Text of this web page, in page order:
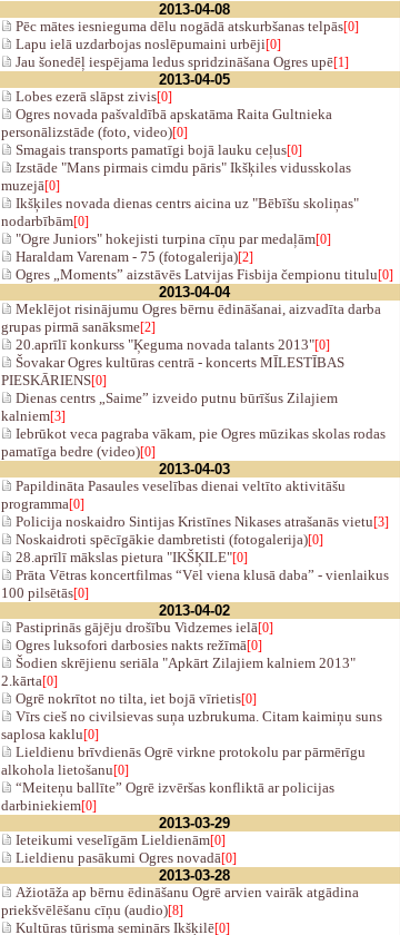
2013-04-08
Pēc mātes iesnieguma dēlu nogādā atskurbšanas telpās[0]
Lapu ielā uzdarbojas noslēpumaini urbēji[0]
Jau šonedēļ iespējama ledus spridzināšana Ogres upē[1]
2013-04-05
Lobes ezerā slāpst zivis[0]
Ogres novada pašvaldībā apskatāma Raita Gultnieka
personālizstāde (foto, video)[0]
Smagais transports pamatīgi bojā lauku ceļus[0]
Izstāde "Mans pirmais cimdu pāris" Ikšķiles vidusskolas
muzejā[0]
Ikšķiles novada dienas centrs aicina uz "Bēbīšu skoliņas"
nodarbībām[0]
"Ogre Juniors" hokejisti turpina cīņu par medaļām[0]
Haraldam Varenam - 75 (fotogalerija)[2]
Ogres „Moments” aizstāvēs Latvijas Fisbija čempionu titulu[0]
2013-04-04
Meklējot risinājumu Ogres bērnu ēdināšanai, aizvadīta darba
grupas pirmā sanāksme[2]
20.aprīlī konkurss "Ķeguma novada talants 2013"[0]
Šovakar Ogres kultūras centrā - koncerts MĪLESTĪBAS
PIESKĀRIENS[0]
Dienas centrs „Saime” izveido putnu būrīšus Zilajiem
kalniem[3]
Iebrūkot veca pagraba vākam, pie Ogres mūzikas skolas rodas
pamatīga bedre (video)[0]
2013-04-03
Papildināta Pasaules veselības dienai veltīto aktivitāšu
programma[0]
Policija noskaidro Sintijas Kristīnes Nikases atrašanās vietu[3]
Noskaidroti spēcīgākie dambretisti (fotogalerija)[0]
28.aprīlī mākslas pietura "IKŠĶILE"[0]
Prāta Vētras koncertfilmas “Vēl viena klusā daba” - vienlaikus
100 pilsētās[0]
2013-04-02
Pastiprinās gājēju drošību Vidzemes ielā[0]
Ogres luksofori darbosies nakts režīmā[0]
Šodien skrējienu seriāla "Apkārt Zilajiem kalniem 2013"
2.kārta[0]
Ogrē nokrītot no tilta, iet bojā vīrietis[0]
Vīrs cieš no civilsievas suņa uzbrukuma. Citam kaimiņu suns
saplosa kaklu[0]
Lieldienu brīvdienās Ogrē virkne protokolu par pārmērīgu
alkohola lietošanu[0]
“Meiteņu ballīte” Ogrē izvēršas konfliktā ar policijas
darbiniekiem[0]
2013-03-29
Ieteikumi veselīgām Lieldienām[0]
Lieldienu pasākumi Ogres novadā[0]
2013-03-28
Ažiotāža ap bērnu ēdināšanu Ogrē arvien vairāk atgādina
priekšvēlēšanu cīņu (audio)[8]
Kultūras tūrisma seminārs Ikšķilē[0]